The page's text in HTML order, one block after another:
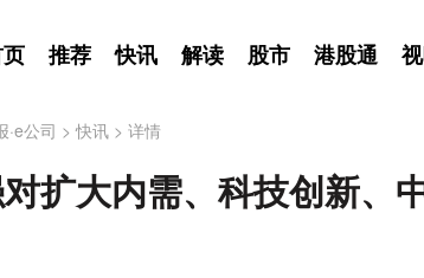
推荐 快讯 解读 股市 港股通
·e公司 >快讯 > 详情
扩大内需、科技创新、